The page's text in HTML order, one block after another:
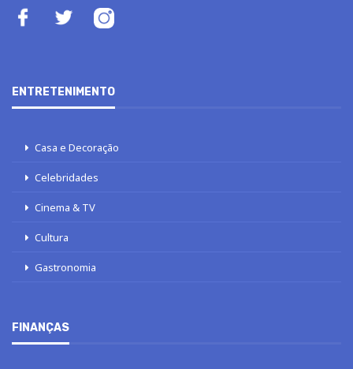
ENTRETENIMENTO
Casa e Decoração
Celebridades
Cinema & TV
Cultura
Gastronomia
FINANÇAS